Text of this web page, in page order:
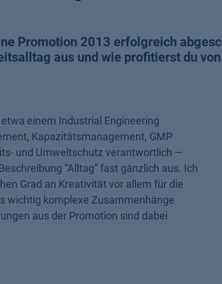
Promotion 2013 erfolgreich
aus und wie profitierst du
einem Industrial Engineering
Kapazitätsmanagement, GMP
und Umweltschutz verantwortlich —
“Alltag” fast gänzlich aus. Ich
Grad an Kreativität vor allem für die
wichtig komplexe Zusammenhänge
aus der Promotion sind dabei